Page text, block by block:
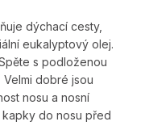
dýchací cesty,
eukalyptový olej.
s podloženou
Velmi dobré jsou
nosu a nosní
kapky do nosu před